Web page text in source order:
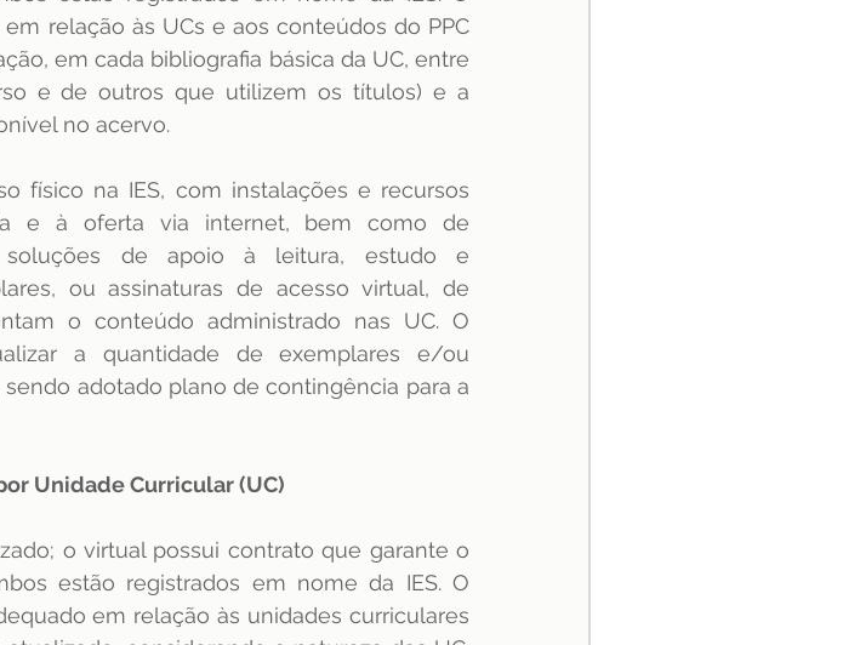
relação às UCs e aos conteúdos do PPC
em cada bibliografia básica da UC, entre
e de outros que utilizem os títulos) e a
no acervo.
físico na IES, com instalações e recursos
e à oferta via internet, bem como de
de apoio à leitura, estudo e
ou assinaturas de acesso virtual, de
o conteúdo administrado nas UC. O
a quantidade de exemplares e/ou
adotado plano de contingência para a
Unidade Curricular (UC)
o virtual possui contrato que garante o
estão registrados em nome da IES. O
em relação às unidades curriculares